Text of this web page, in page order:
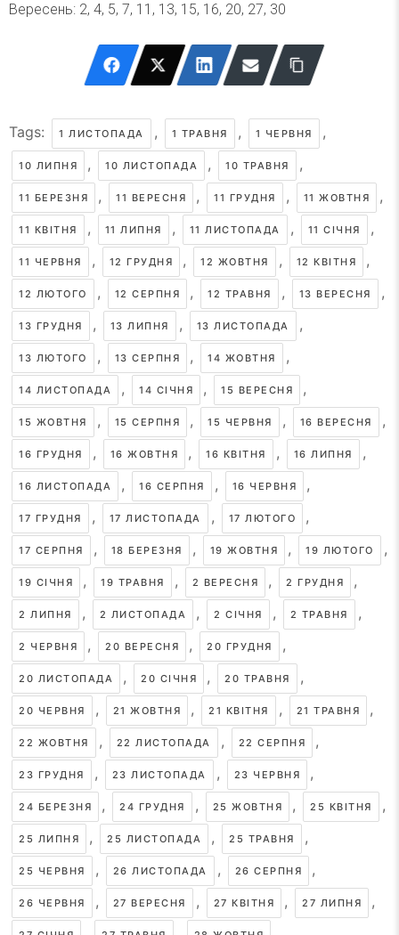
Вересень: 2, 4, 5, 7, 11, 13, 15, 16, 20, 27, 30
Tags: 1 ЛИСТОПАДА , 1 ТРАВНЯ , 1 ЧЕРВНЯ ,
10 ЛИПНЯ , 10 ЛИСТОПАДА , 10 ТРАВНЯ ,
11 БЕРЕЗНЯ , 11 ВЕРЕСНЯ , 11 ГРУДНЯ , 11 ЖОВТНЯ ,
11 КВІТНЯ , 11 ЛИПНЯ , 11 ЛИСТОПАДА , 11 СІЧНЯ ,
11 ЧЕРВНЯ , 12 ГРУДНЯ , 12 ЖОВТНЯ , 12 КВІТНЯ ,
12 ЛЮТОГО , 12 СЕРПНЯ , 12 ТРАВНЯ , 13 ВЕРЕСНЯ ,
13 ГРУДНЯ , 13 ЛИПНЯ , 13 ЛИСТОПАДА ,
13 ЛЮТОГО , 13 СЕРПНЯ , 14 ЖОВТНЯ ,
14 ЛИСТОПАДА , 14 СІЧНЯ , 15 ВЕРЕСНЯ ,
15 ЖОВТНЯ , 15 СЕРПНЯ , 15 ЧЕРВНЯ , 16 ВЕРЕСНЯ ,
16 ГРУДНЯ , 16 ЖОВТНЯ , 16 КВІТНЯ , 16 ЛИПНЯ ,
16 ЛИСТОПАДА , 16 СЕРПНЯ , 16 ЧЕРВНЯ ,
17 ГРУДНЯ , 17 ЛИСТОПАДА , 17 ЛЮТОГО ,
17 СЕРПНЯ , 18 БЕРЕЗНЯ , 19 ЖОВТНЯ , 19 ЛЮТОГО ,
19 СІЧНЯ , 19 ТРАВНЯ , 2 ВЕРЕСНЯ , 2 ГРУДНЯ ,
2 ЛИПНЯ , 2 ЛИСТОПАДА , 2 СІЧНЯ , 2 ТРАВНЯ ,
2 ЧЕРВНЯ , 20 ВЕРЕСНЯ , 20 ГРУДНЯ ,
20 ЛИСТОПАДА , 20 СІЧНЯ , 20 ТРАВНЯ ,
20 ЧЕРВНЯ , 21 ЖОВТНЯ , 21 КВІТНЯ , 21 ТРАВНЯ ,
22 ЖОВТНЯ , 22 ЛИСТОПАДА , 22 СЕРПНЯ ,
23 ГРУДНЯ , 23 ЛИСТОПАДА , 23 ЧЕРВНЯ ,
24 БЕРЕЗНЯ , 24 ГРУДНЯ , 25 ЖОВТНЯ , 25 КВІТНЯ ,
25 ЛИПНЯ , 25 ЛИСТОПАДА , 25 ТРАВНЯ ,
25 ЧЕРВНЯ , 26 ЛИСТОПАДА , 26 СЕРПНЯ ,
26 ЧЕРВНЯ , 27 ВЕРЕСНЯ , 27 КВІТНЯ , 27 ЛИПНЯ ,